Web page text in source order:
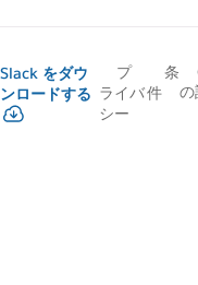
Slack をダウ
ンロードする
プ
ライバ
シー
条
件
の